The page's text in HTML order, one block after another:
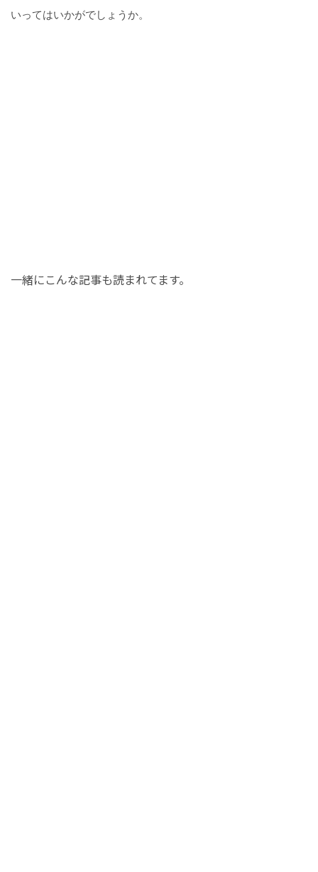
いってはいかがでしょうか。
一緒にこんな記事も読まれてます。